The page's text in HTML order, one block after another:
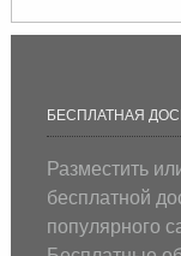
БЕСПЛАТНАЯ
Разместить
бесплатной
популярного